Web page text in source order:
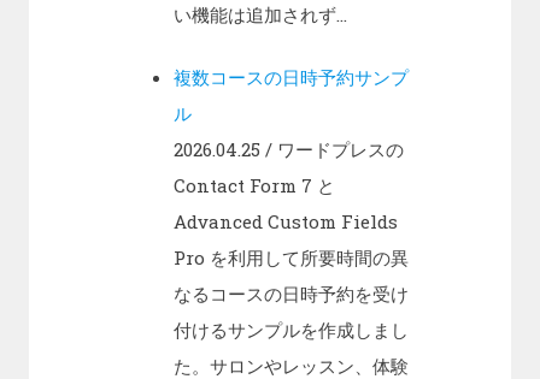
い機能は追加されず...
複数コースの日時予約サンプ
ル
2026.04.25 / ワードプレスの
Contact Form 7 と
Advanced Custom Fields
Pro を利用して所要時間の異
なるコースの日時予約を受け
付けるサンプルを作成しまし
た。サロンやレッスン、体験